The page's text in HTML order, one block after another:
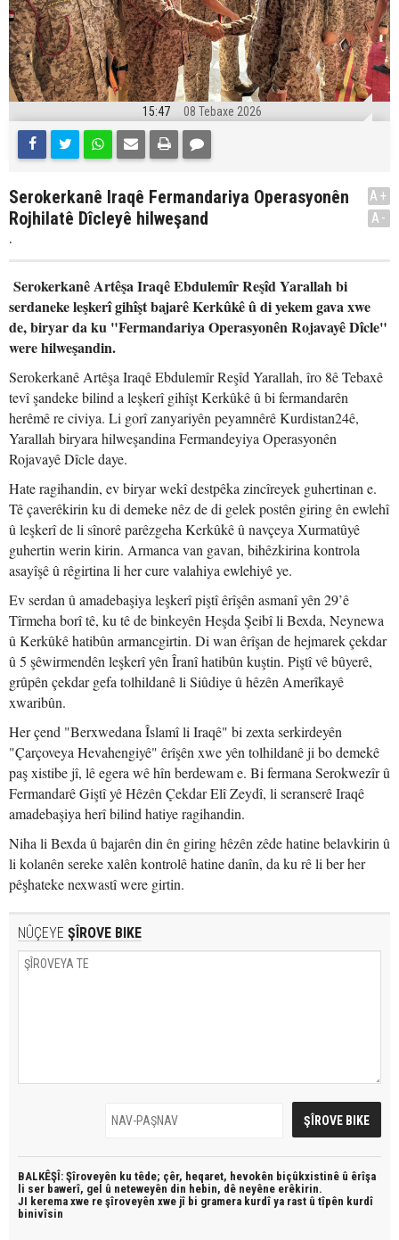
15:47 08 Tebaxe 2026
Serokerkanê Iraqê Fermandariya Operasyonên
Rojhilatê Dîcleyê hilweşand
.
A+
A-
Serokerkanê Artêşa Iraqê Ebdulemîr Reşîd Yarallah bi
serdaneke leşkerî gihîşt bajarê Kerkûkê û di yekem gava xwe
de, biryar da ku "Fermandariya Operasyonên Rojavayê Dîcle"
were hilweşandin.
Serokerkanê Artêşa Iraqê Ebdulemîr Reşîd Yarallah, îro 8ê Tebaxê
tevî şandeke bilind a leşkerî gihîşt Kerkûkê û bi fermandarên
herêmê re civiya. Li gorî zanyariyên peyamnêrê Kurdistan24ê,
Yarallah biryara hilweşandina Fermandeyiya Operasyonên
Rojavayê Dîcle daye.
Hate ragihandin, ev biryar wekî destpêka zincîreyek guhertinan e.
Tê çaverêkirin ku di demeke nêz de di gelek postên giring ên ewlehî
û leşkerî de li sînorê parêzgeha Kerkûkê û navçeya Xurmatûyê
guhertin werin kirin. Armanca van gavan, bihêzkirina kontrola
asayîşê û rêgirtina li her cure valahiya ewlehiyê ye.
Ev serdan û amadebaşiya leşkerî piştî êrîşên asmanî yên 29’ê
Tîrmeha borî tê, ku tê de binkeyên Heşda Şeibî li Bexda, Neynewa
û Kerkûkê hatibûn armancgirtin. Di wan êrîşan de hejmarek çekdar
û 5 şêwirmendên leşkerî yên Îranî hatibûn kuştin. Piştî vê bûyerê,
grûpên çekdar gefa tolhildanê li Siûdiye û hêzên Amerîkayê
xwaribûn.
Her çend "Berxwedana Îslamî li Iraqê" bi zexta serkirdeyên
"Çarçoveya Hevahengiyê" êrîşên xwe yên tolhildanê ji bo demekê
paş xistibe jî, lê egera wê hîn berdewam e. Bi fermana Serokwezîr û
Fermandarê Giştî yê Hêzên Çekdar Elî Zeydî, li seranserê Iraqê
amadebaşiya herî bilind hatiye ragihandin.
Niha li Bexda û bajarên din ên giring hêzên zêde hatine belavkirin û
li kolanên sereke xalên kontrolê hatine danîn, da ku rê li ber her
pêşhateke nexwastî were girtin.
NÛÇEYE ŞÎROVE BIKE
BALKÊŞÎ: Şîroveyên ku têde; çêr, heqaret, hevokên biçûkxistinê û êrîşa
li ser bawerî, gel û neteweyên din hebin, dê neyêne erêkirin.
JI kerema xwe re şîroveyên xwe jî bi gramera kurdî ya rast û tîpên kurdî
binivîsin